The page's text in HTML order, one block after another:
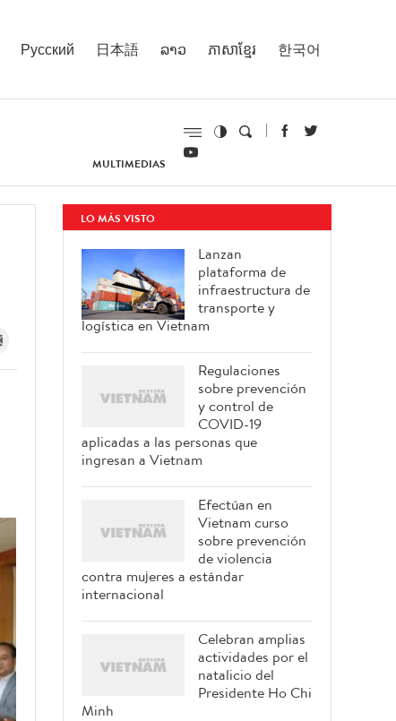
Русский 日本語 ລາວ ភាសាខ្មែរ 한국어
MULTIMEDIAS
LO MÁS VISTO
Lanzan
plataforma de
infraestructura de
transporte y
logística en Vietnam
Regulaciones
sobre prevención
y control de
COVID-19
aplicadas a las personas que
ingresan a Vietnam
Efectúan en
Vietnam curso
sobre prevención
de violencia
contra mujeres a estándar
internacional
Celebran amplias
actividades por el
natalicio del
Presidente Ho Chi
Minh